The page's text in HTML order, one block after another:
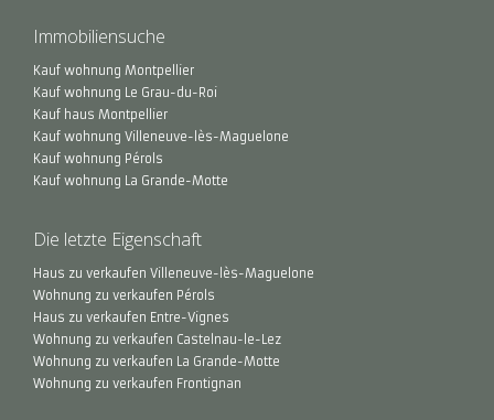
Immobiliensuche
Kauf wohnung Montpellier
Kauf wohnung Le Grau-du-Roi
Kauf haus Montpellier
Kauf wohnung Villeneuve-lès-Maguelone
Kauf wohnung Pérols
Kauf wohnung La Grande-Motte
Die letzte Eigenschaft
Haus zu verkaufen Villeneuve-lès-Maguelone
Wohnung zu verkaufen Pérols
Haus zu verkaufen Entre-Vignes
Wohnung zu verkaufen Castelnau-le-Lez
Wohnung zu verkaufen La Grande-Motte
Wohnung zu verkaufen Frontignan